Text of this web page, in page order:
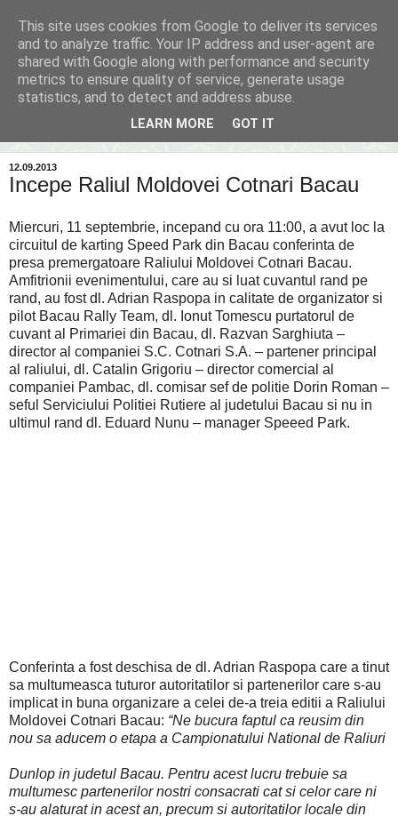
Inima Bacăului
Din inima Bacăului...spre inima ta...
12.09.2013
Incepe Raliul Moldovei Cotnari Bacau
Miercuri, 11 septembrie, incepand cu ora 11:00, a avut loc la
circuitul de karting Speed Park din Bacau conferinta de
presa premergatoare Raliului Moldovei Cotnari Bacau.
Amfitrionii evenimentului, care au si luat cuvantul rand pe
rand, au fost dl. Adrian Raspopa in calitate de organizator si
pilot Bacau Rally Team, dl. Ionut Tomescu purtatorul de
cuvant al Primariei din Bacau, dl. Razvan Sarghiuta –
director al companiei S.C. Cotnari S.A. – partener principal
al raliului, dl. Catalin Grigoriu – director comercial al
companiei Pambac, dl. comisar sef de politie Dorin Roman –
seful Serviciului Politiei Rutiere al judetului Bacau si nu in
ultimul rand dl. Eduard Nunu – manager Speeed Park.
Conferinta a fost deschisa de dl. Adrian Raspopa care a tinut
sa multumeasca tuturor autoritatilor si partenerilor care s-au
implicat in buna organizare a celei de-a treia editii a Raliului
Moldovei Cotnari Bacau: “Ne bucura faptul ca reusim din
nou sa aducem o etapa a Campionatului National de Raliuri
Dunlop in judetul Bacau. Pentru acest lucru trebuie sa
multumesc partenerilor nostri consacrati cat si celor care ni
s-au alaturat in acest an, precum si autoritatilor locale din
This site uses cookies from Google to deliver its services
and to analyze traffic. Your IP address and user-agent are
shared with Google along with performance and security
metrics to ensure quality of service, generate usage
statistics, and to detect and address abuse.
LEARN MORE GOT IT